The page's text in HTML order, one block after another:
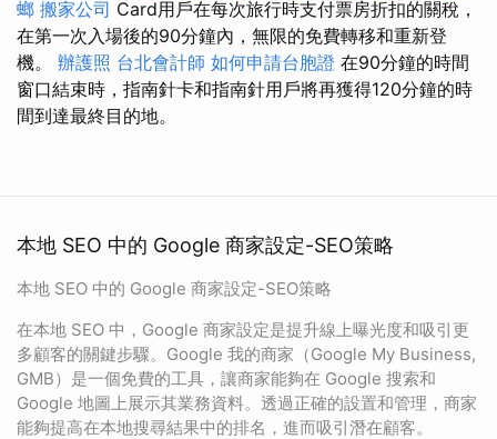
螂 搬家公司 Card用戶在每次旅行時支付票房折扣的關稅，
在第一次入場後的90分鐘內，無限的免費轉移和重新登
機。 辦護照 台北會計師 如何申請台胞證 在90分鐘的時間
窗口結束時，指南針卡和指南針用戶將再獲得120分鐘的時
間到達最終目的地。
本地 SEO 中的 Google 商家設定-SEO策略
本地 SEO 中的 Google 商家設定-SEO策略
在本地 SEO 中，Google 商家設定是提升線上曝光度和吸引更
多顧客的關鍵步驟。Google 我的商家（Google My Business,
GMB）是一個免費的工具，讓商家能夠在 Google 搜索和
Google 地圖上展示其業務資料。透過正確的設置和管理，商家
能夠提高在本地搜尋結果中的排名，進而吸引潛在顧客。